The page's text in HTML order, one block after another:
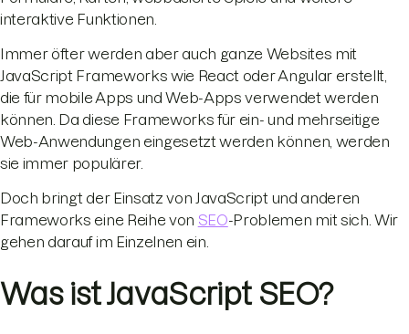
interaktive Funktionen.
Immer öfter werden aber auch ganze Websites mit
JavaScript Frameworks wie React oder Angular erstellt,
die für mobile Apps und Web-Apps verwendet werden
können. Da diese Frameworks für ein- und mehrseitige
Web-Anwendungen eingesetzt werden können, werden
sie immer populärer.
Doch bringt der Einsatz von JavaScript und anderen
Frameworks eine Reihe von SEO-Problemen mit sich. Wir
gehen darauf im Einzelnen ein.
Was ist JavaScript SEO?